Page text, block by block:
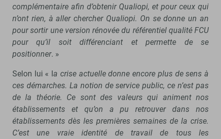
complémentaire afin d’obtenir Qualiopi, et pour ceux qui
n’ont rien, à aller chercher Qualiopi. On se donne un an
pour sortir une version rénovée du référentiel qualité FCU
pour qu’il soit différenciant et permette de se
positionner. »
Selon lui « la crise actuelle donne encore plus de sens à
ces démarches. La notion de service public, ce n’est pas
de la théorie. Ce sont des valeurs qui animent nos
établissements et qu’on a pu retrouver dans nos
établissements dès les premières semaines de la crise.
C’est une vraie identité de travail de tous les